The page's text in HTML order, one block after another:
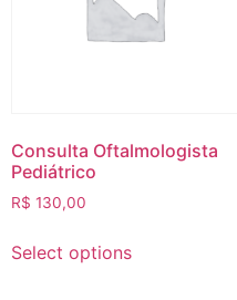
Consulta Oftalmologista
Pediátrico
R$ 130,00
Select options